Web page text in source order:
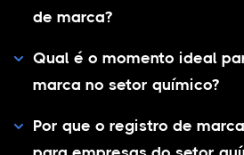
de marca?
Qual é o momento ideal
marca no setor químico?
Por que o registro de